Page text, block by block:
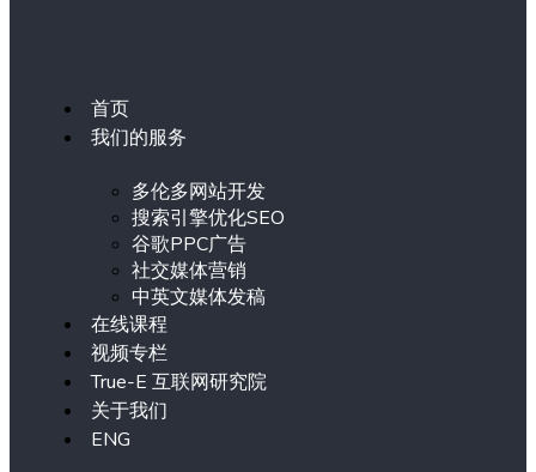
首页
我们的服务
多伦多网站开发
搜索引擎优化SEO
谷歌PPC广告
社交媒体营销
中英文媒体发稿
在线课程
视频专栏
True-E 互联网研究院
关于我们
ENG